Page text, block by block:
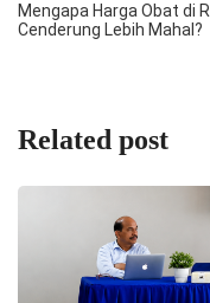
Mengapa Harga Obat di RI
Cenderung Lebih Mahal?
Related post